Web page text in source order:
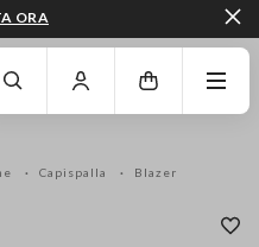
AL FONDO DELLA PAGINA
ORA
Capispalla Blazer